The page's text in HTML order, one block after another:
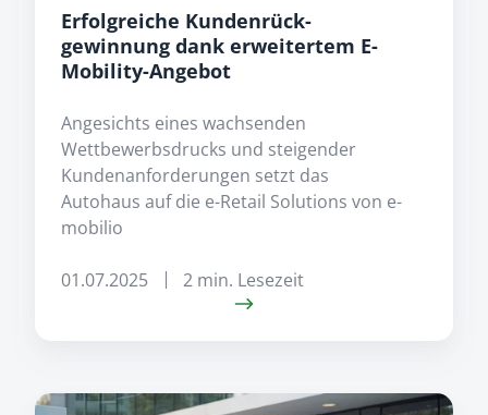
Erfolgreiche Kunden­rück­
gewinnung dank erweitertem E-
Mobility-Angebot
Angesichts eines wachsenden
Wettbewerbsdrucks und steigender
Kundenanforderungen setzt das
Autohaus auf die e-Retail Solutions von e-
mobilio
01.07.2025 2 min. Lesezeit
Effiziente